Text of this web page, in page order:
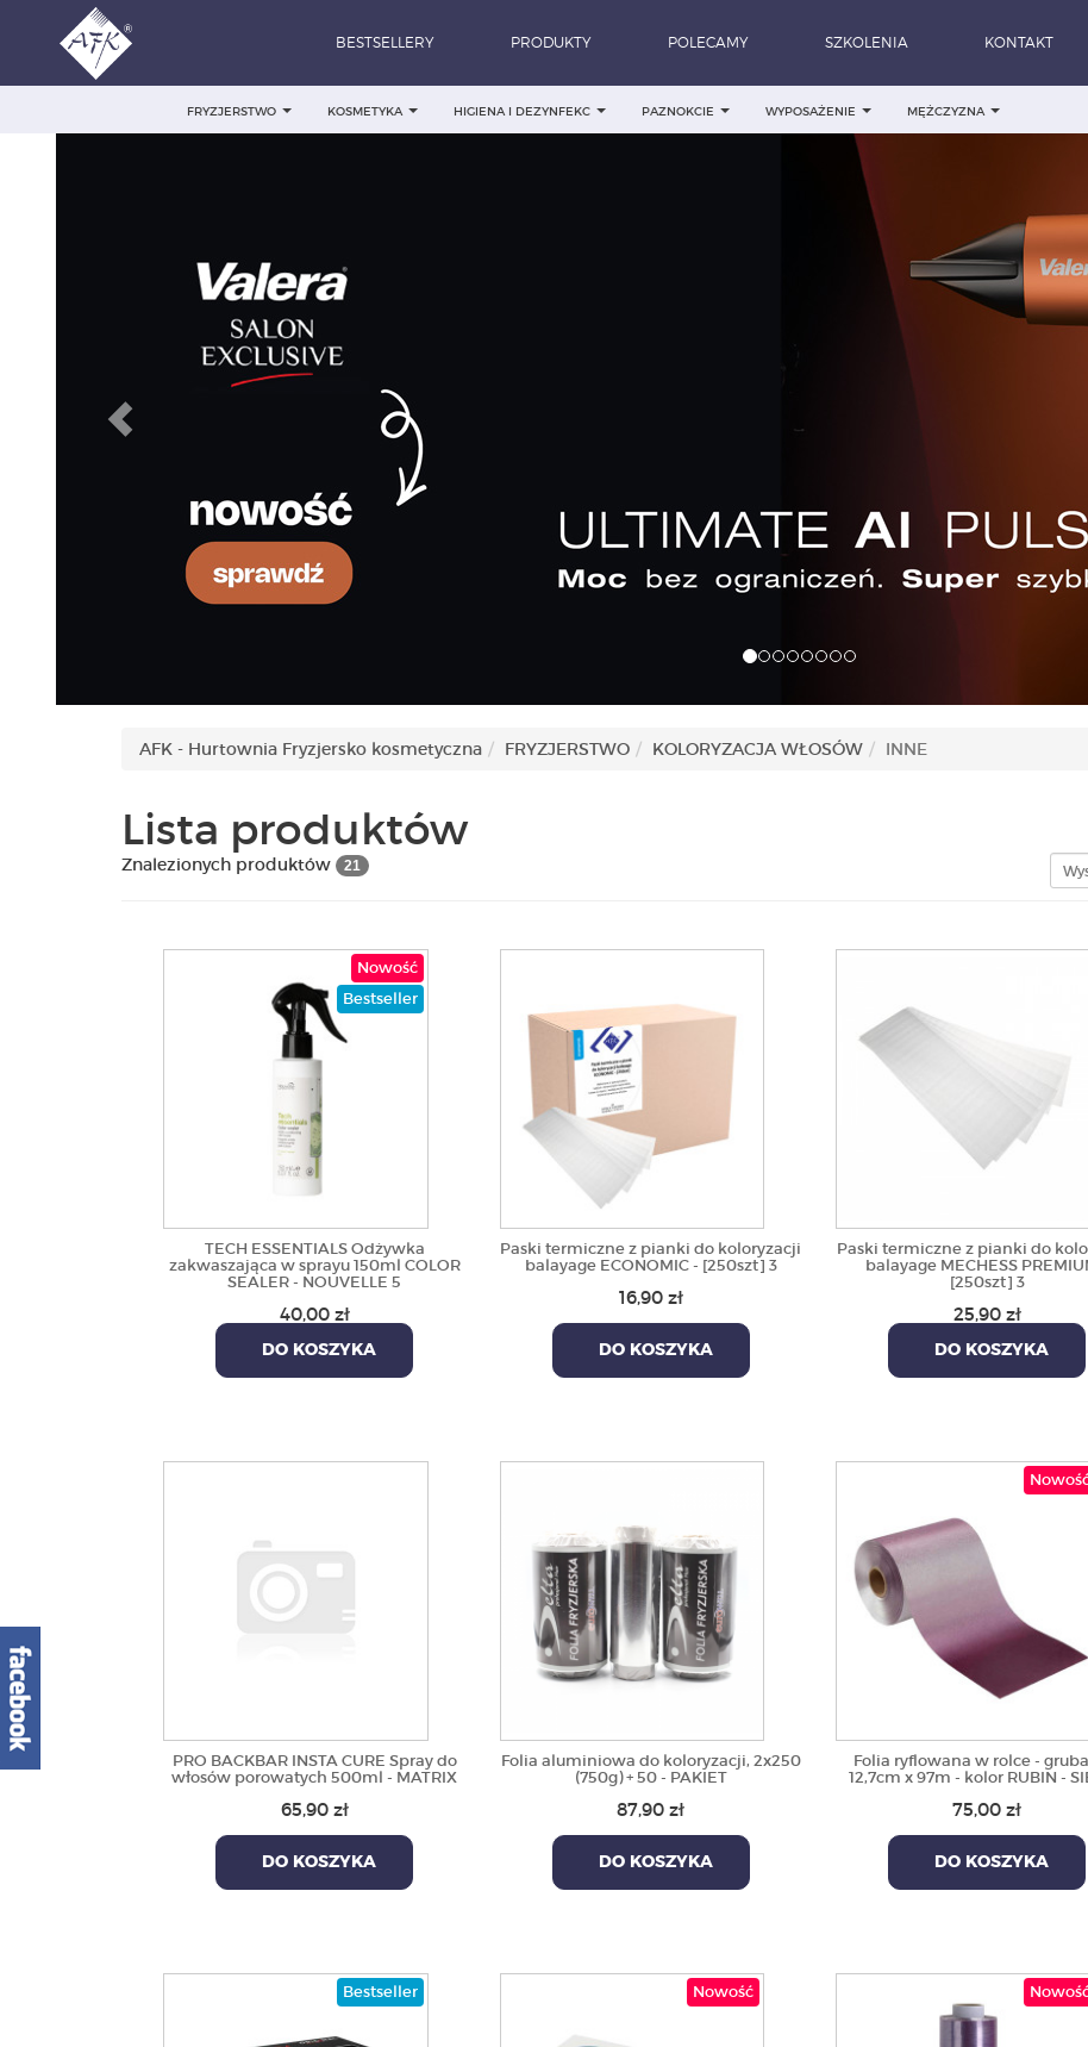
BESTSELLERY PRODUKTY POLECAMY SZKOLENIA KONTAKT
FRYZJERSTWO KOSMETYKA HIGIENA I DEZYNFEKC PAZNOKCIE WYPOSAŻENIE MĘŻCZYZNA
AFK - Hurtownia Fryzjersko kosmetyczna FRYZJERSTWO KOLORYZACJA WŁOSÓW INNE
Lista produktów
Znalezionych produktów 21
Nowość
Bestseller
TECH ESSENTIALS Odżywka
zakwaszająca w sprayu 150ml COLOR
SEALER - NOUVELLE 5
40,00 zł
DO KOSZYKA
Paski termiczne z pianki do koloryzacji
balayage ECONOMIC - [250szt] 3
16,90 zł
DO KOSZYKA
Paski termiczne z pianki do
balayage MECHESS
[250szt] 3
25,90 zł
DO KOSZYKA
PRO BACKBAR INSTA CURE Spray do
włosów porowatych 500ml - MATRIX
65,90 zł
DO KOSZYKA
Folia aluminiowa do koloryzacji, 2x250
(750g) + 50 - PAKIET
87,90 zł
DO KOSZYKA
Folia ryflowana w rolce - gruba
12,7cm x 97m - kolor RUBIN -
75,00 zł
DO KOSZYKA
Bestseller Nowość